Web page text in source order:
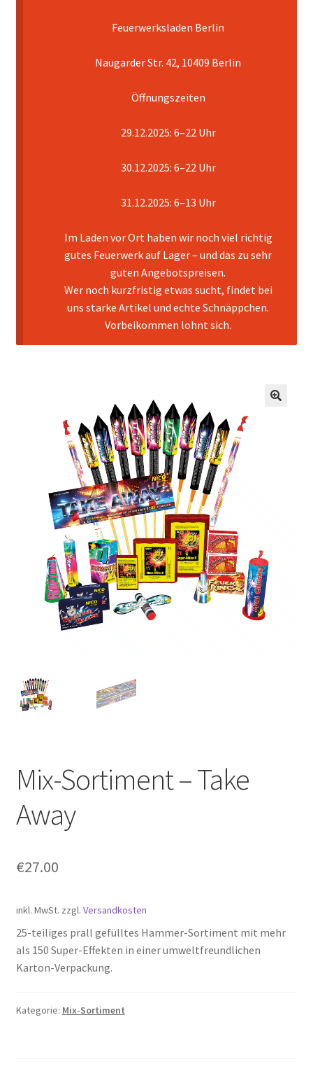
Pyrotechniker buchen
Feuerwerksladen Berlin
Naugarder Str. 42, 10409 Berlin
Öffnungszeiten
29.12.2025: 6–22 Uhr
30.12.2025: 6–22 Uhr
31.12.2025: 6–13 Uhr
Im Laden vor Ort haben wir noch viel richtig
gutes Feuerwerk auf Lager – und das zu sehr
guten Angebotspreisen.
Wer noch kurzfristig etwas sucht, findet bei
uns starke Artikel und echte Schnäppchen.
Vorbeikommen lohnt sich.
Mix-Sortiment – Take
Away
€27.00
inkl. MwSt. zzgl. Versandkosten
25-teiliges prall gefülltes Hammer-Sortiment mit mehr
als 150 Super-Effekten in einer umweltfreundlichen
Karton-Verpackung.
Kategorie: Mix-Sortiment